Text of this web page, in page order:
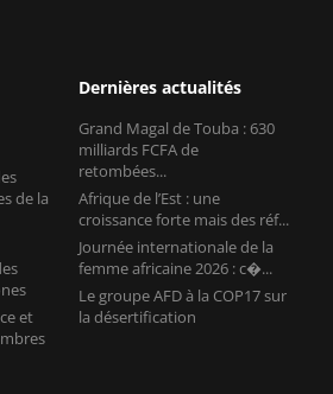
et
croissance forte mais des réf...
femme africaine 2026 : c�...
Le groupe AFD à la COP17 sur
Léon Jouhaux
Paris